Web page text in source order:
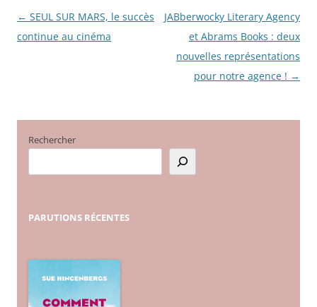
Navigation
des
← SEUL SUR MARS, le succès
continue au cinéma
JABberwocky Literary Agency
et Abrams Books : deux
nouvelles représentations
pour notre agence ! →
Rechercher
PARUTIONS RÉCENTES